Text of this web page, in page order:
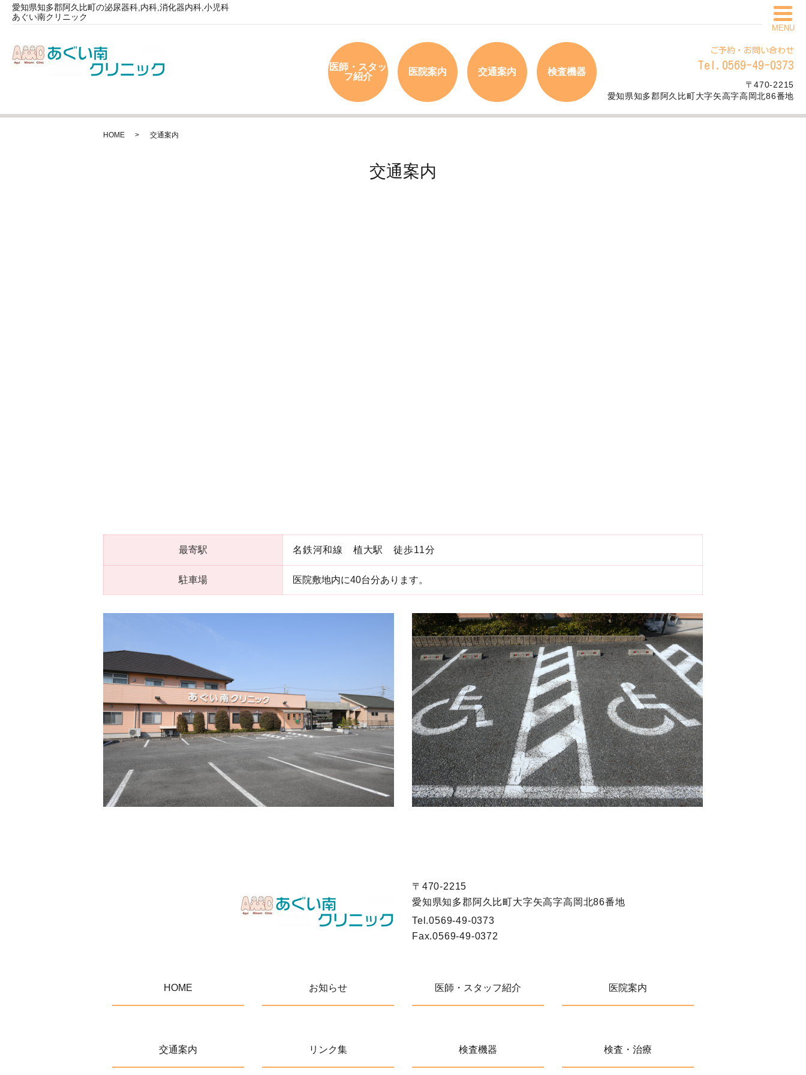
愛知県知多郡阿久比町の泌尿器科,内科,消化器内科,小児科
あぐい南クリニック
医師・スタッ
フ紹介
医院案内 交通案内 検査機器
MENU
ご予約・お問い合わせ
Tel.0569-49-0373
〒470-2215
愛知県知多郡阿久比町大字矢高字高岡北86番地
HOME 交通案内
交通案内
最寄駅 名鉄河和線 植大駅 徒歩11分
駐車場 医院敷地内に40台分あります。
〒470-2215
愛知県知多郡阿久比町大字矢高字高岡北86番地
Tel.0569-49-0373
Fax.0569-49-0372
HOME お知らせ 医師・スタッフ紹介 医院案内
交通案内 リンク集 検査機器 検査・治療